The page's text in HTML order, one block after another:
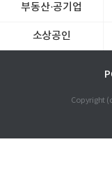
부동산·공기업
소상공인
Copyright